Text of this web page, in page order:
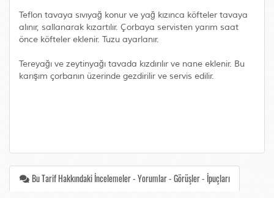
Teflon tavaya sıvıyağ konur ve yağ kızınca köfteler tavaya
alınır, sallanarak kızartılır. Çorbaya servisten yarım saat
önce köfteler eklenir. Tuzu ayarlanır.
Tereyağı ve zeytinyağı tavada kızdırılır ve nane eklenir. Bu
karışım çorbanın üzerinde gezdirilir ve servis edilir.
Bu Tarif Hakkındaki İncelemeler - Yorumlar - Görüşler - İpuçları